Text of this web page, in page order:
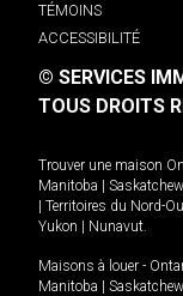
TÉMOINS
ACCESSIBILITÉ
© SERVICES
TOUS DROITS
Trouver une maison
Manitoba
Territoires du Nord-
Yukon
Nunavut.
Maisons à louer -
Manitoba